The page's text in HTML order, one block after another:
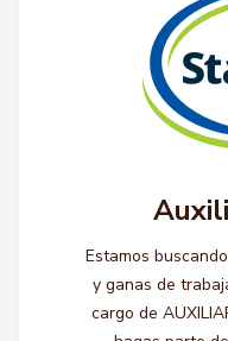
Estamos
y ganas de
cargo de